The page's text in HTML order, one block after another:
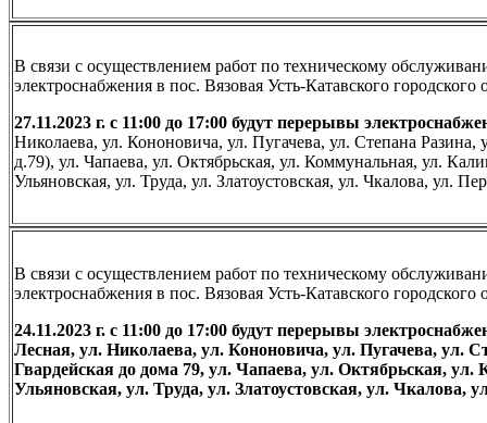
В связи с осуществлением работ по техническому
электроснабжения в пос. Вязовая Усть-Катавского городского
27.11.2023 г. с 11:00 до 17:00 будут перерывы
Николаева, ул. Кононовича, ул. Пугачева, ул. Степана
д.79), ул. Чапаева, ул. Октябрьская, ул. Коммунальная, ул.
Ульяновская, ул. Труда, ул. Златоустовская, ул. Чкалова, ул.
В связи с осуществлением работ по техническому
электроснабжения в пос. Вязовая Усть-Катавского городского
24.11.2023 г. с 11:00 до 17:00 будут перерывы
Лесная, ул. Николаева, ул. Кононовича, ул. Пугачева, ул.
Гвардейская до дома 79, ул. Чапаева, ул. Октябрьская,
Ульяновская, ул. Труда, ул. Златоустовская, ул.